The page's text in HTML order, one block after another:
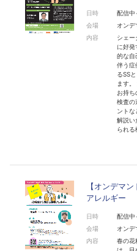
日時
配信中
会場
オンデ
内容
シェー
に好発
的な自
伴う症
るSS
ます
お持ち
検査の
ントな
解説い
られる
【オンデマ
アレルギー
日時
配信中
会場
オンデ
内容
春の花